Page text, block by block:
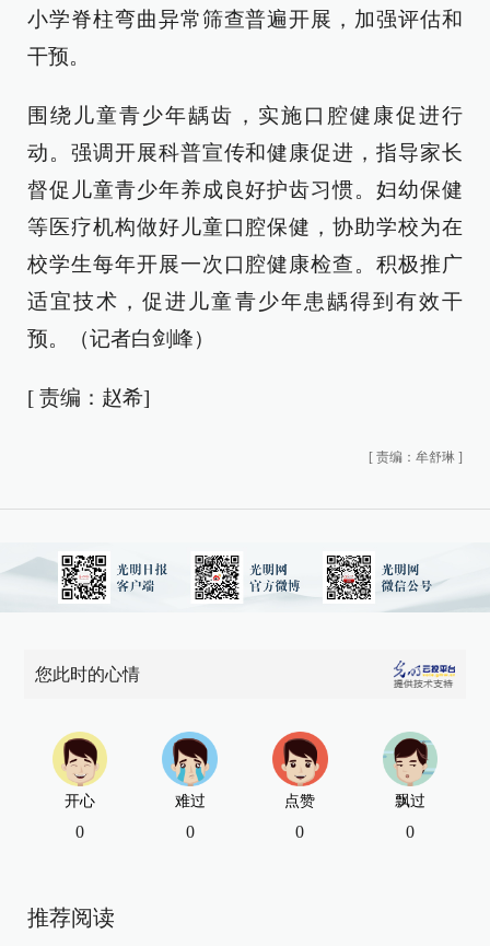
小学脊柱弯曲异常筛查普遍开展，加强评估和
干预。
围绕儿童青少年龋齿，实施口腔健康促进行
动。强调开展科普宣传和健康促进，指导家长
督促儿童青少年养成良好护齿习惯。妇幼保健
等医疗机构做好儿童口腔保健，协助学校为在
校学生每年开展一次口腔健康检查。积极推广
适宜技术，促进儿童青少年患龋得到有效干
预。（记者白剑峰）
[ 责编：赵希]
[ 责编：牟舒琳 ]
您此时的心情
开心
0
难过
0
点赞
0
飘过
0
推荐阅读